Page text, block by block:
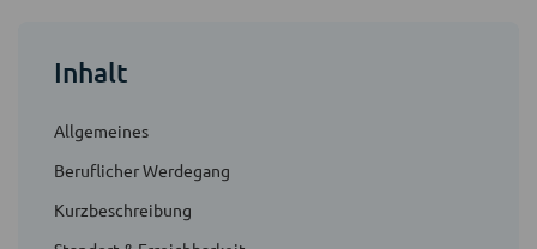
Inhalt
Allgemeines
Beruflicher Werdegang
Kurzbeschreibung